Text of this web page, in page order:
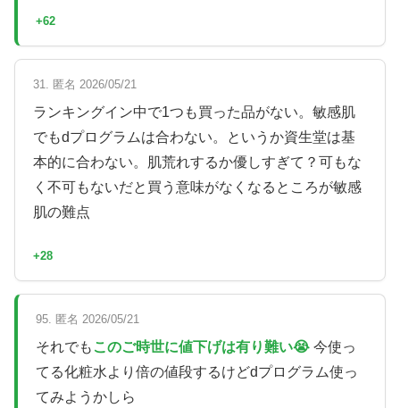
+62
31. 匿名 2026/05/21
ランキングイン中で1つも買った品がない。敏感肌
でもdプログラムは合わない。というか資生堂は基
本的に合わない。肌荒れするか優しすぎて？可もな
く不可もないだと買う意味がなくなるところが敏感
肌の難点
+28
95. 匿名 2026/05/21
それでも このご時世に値下げは有り難い😭 今使っ
てる化粧水より倍の値段するけどdプログラム使っ
てみようかしら